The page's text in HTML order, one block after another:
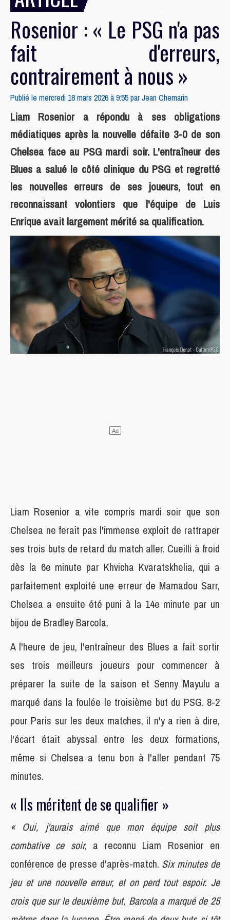
Rosenior : « Le PSG n'a pas
fait d'erreurs,
contrairement à nous »
Publié le mercredi 18 mars 2026 à 9:55 parJean Chemarin
Liam Rosenior a répondu à ses obligations
médiatiques après la nouvelle défaite 3-0 de son
Chelsea face au PSG mardi soir. L'entraîneur des
Blues a salué le côté clinique du PSG et regretté
les nouvelles erreurs de ses joueurs, tout en
reconnaissant volontiers que l'équipe de Luis
Enrique avait largement mérité sa qualification.
Liam Rosenior a vite compris mardi soir que son
Chelsea ne ferait pas l'immense exploit de rattraper
ses trois buts de retard du match aller. Cueilli à froid
dès la 6e minute par Khvicha Kvaratskhelia, qui a
parfaitement exploité une erreur de Mamadou Sarr,
Chelsea a ensuite été puni à la 14e minute par un
bijou de Bradley Barcola.
A l'heure de jeu, l'entraîneur des Blues a fait sortir
ses trois meilleurs joueurs pour commencer à
préparer la suite de la saison et Senny Mayulu a
marqué dans la foulée le troisième but du PSG. 8-2
pour Paris sur les deux matches, il n'y a rien à dire,
l'écart était abyssal entre les deux formations,
même si Chelsea a tenu bon à l'aller pendant 75
minutes.
« Ils méritent de se qualifier »
« Oui, j'aurais aimé que mon équipe soit plus
combative ce soir, a reconnu Liam Rosenior en
conférence de presse d'après-match. Six minutes de
jeu et une nouvelle erreur, et on perd tout espoir. Je
crois que sur le deuxième but, Barcola a marqué de 25